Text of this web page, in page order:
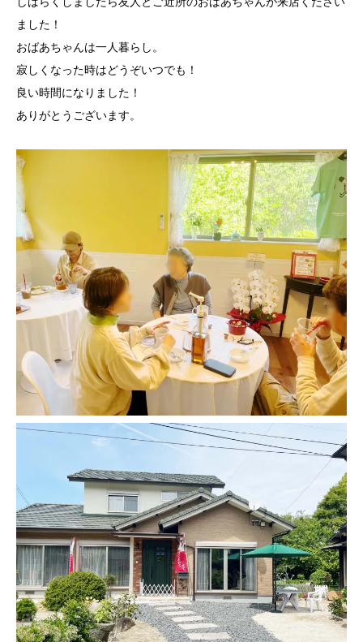
ました！
おばあちゃんは一人暮らし。
寂しくなった時はどうぞいつでも！
良い時間になりました！
ありがとうございます。